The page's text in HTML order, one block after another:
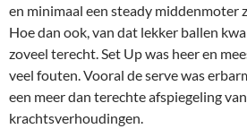
en minimaal een steady middenmoter
Hoe dan ook, van dat lekker ballen
zoveel terecht. Set Up was heer en
veel fouten. Vooral de serve was
een meer dan terechte afspiegeling
krachtsverhoudingen.